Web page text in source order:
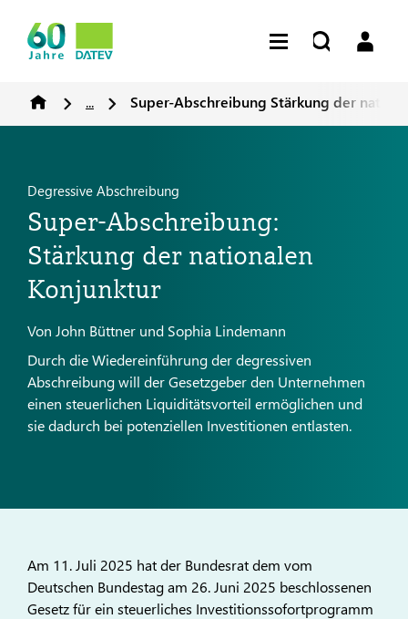
... Super-Abschreibung Stärkung der
Degressive Abschreibung
Super-Abschreibung:
Stärkung der nationalen
Konjunktur
Von John Büttner und Sophia Lindemann
Durch die Wiedereinführung der degressiven
Abschreibung will der Gesetzgeber den Unternehmen
einen steuerlichen Liquiditätsvorteil ermöglichen und
sie dadurch bei potenziellen Investitionen entlasten.
Am 11. Juli 2025 hat der Bundesrat dem vom
Deutschen Bundestag am 26. Juni 2025 beschlossenen
Gesetz für ein steuerliches Investi­tionssofortprogramm